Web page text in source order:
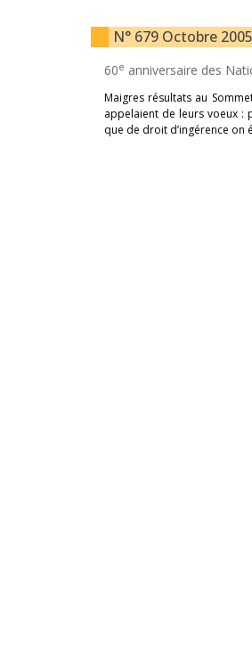
N° 679 Octobre
60e anniversaire des
Maigres résultats au
appelaient de leurs voeux :
que de droit d’ingérence